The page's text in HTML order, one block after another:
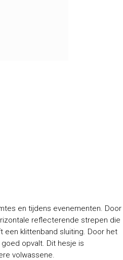
en tijdens evenementen. Door
reflecterende strepen die
een klittenband sluiting. Door het
opvalt. Dit hesje is
volwassene.